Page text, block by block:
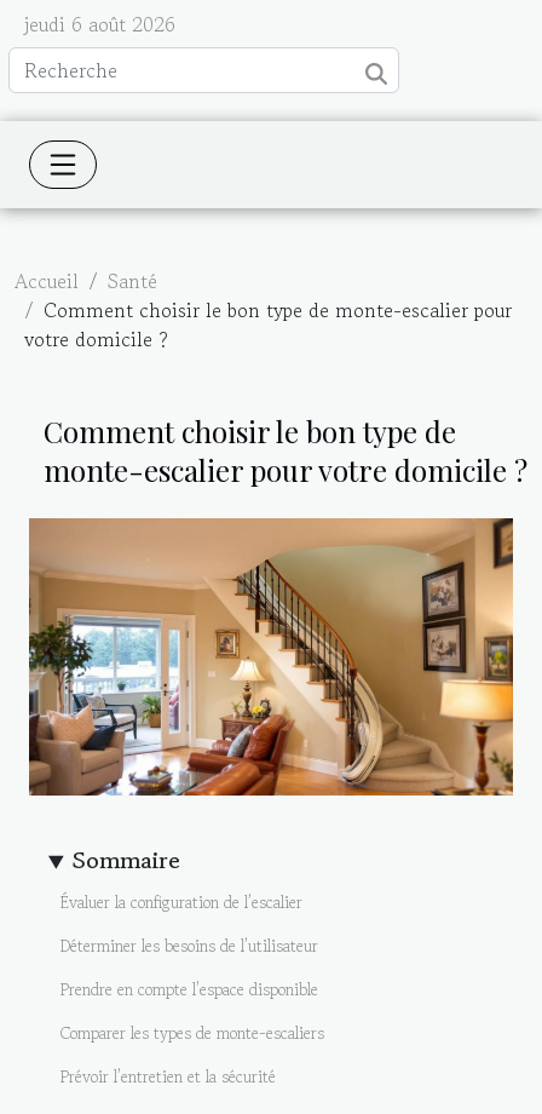
jeudi 6 août 2026
Accueil
Santé
Comment choisir le bon type de monte-escalier pour
votre domicile ?
Comment choisir le bon type de
monte-escalier pour votre domicile ?
Sommaire
Évaluer la configuration de l’escalier
Déterminer les besoins de l’utilisateur
Prendre en compte l’espace disponible
Comparer les types de monte-escaliers
Prévoir l’entretien et la sécurité